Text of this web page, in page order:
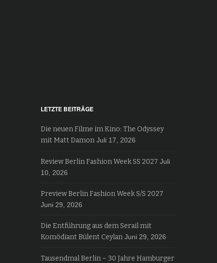
LETZTE BEITRÄGE
Die neuen Filme im Kino: The Odyssey
mit Matt Damon Juli 17, 2026
Review Berlin Fashion Week SS 2027 Juli
10, 2026
Preview Berlin Fashion Week S/S 2027
Juni 29, 2026
Die Entführung aus dem Serail mit
Komödiant Bülent Ceylan Juni 29, 2026
Tausendmal Berlin – 30 Jahre Hamburger